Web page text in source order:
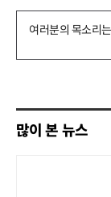
댓
기
많이 본 뉴스